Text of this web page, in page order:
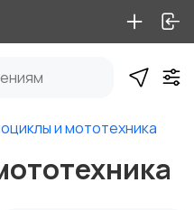
и мототехника